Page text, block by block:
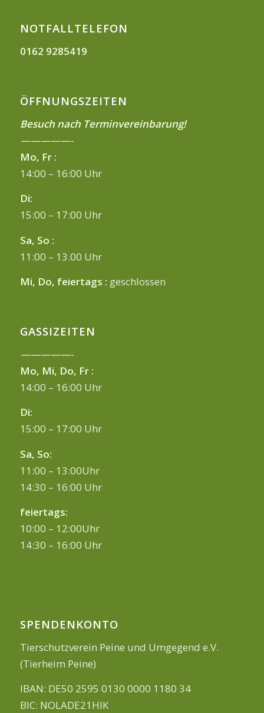
NOTFALLTELEFON
0162 9285419
ÖFFNUNGSZEITEN
Besuch nach Terminvereinbarung!
—————-
Mo, Fr :
14:00 – 16:00 Uhr
Di:
15:00 – 17:00 Uhr
Sa, So :
11:00 – 13.00 Uhr
Mi, Do, feiertags : geschlossen
GASSIZEITEN
—————-
Mo, Mi, Do, Fr :
14:00 – 16:00 Uhr
Di:
15:00 – 17:00 Uhr
Sa, So:
11:00 – 13:00Uhr
14:30 – 16:00 Uhr
feiertags:
10:00 – 12:00Uhr
14:30 – 16:00 Uhr
SPENDENKONTO
Tierschutzverein Peine und Umgegend e.V.
(Tierheim Peine)
IBAN: DE50 2595 0130 0000 1180 34
BIC: NOLADE21HIK